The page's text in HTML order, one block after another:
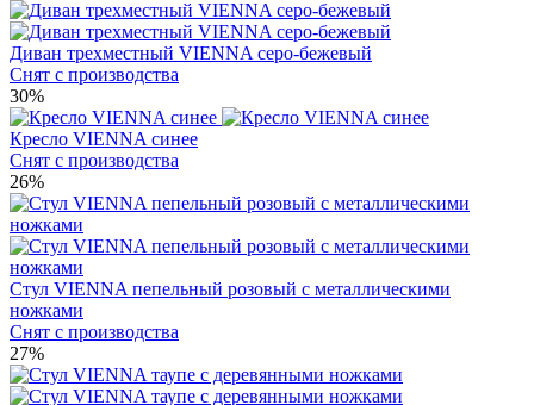
Диван трехместный VIENNA серо-бежевый
Снят с производства
30%
Кресло VIENNA синее
Снят с производства
26%
Стул VIENNA пепельный розовый с металлическими
ножками
Снят с производства
27%